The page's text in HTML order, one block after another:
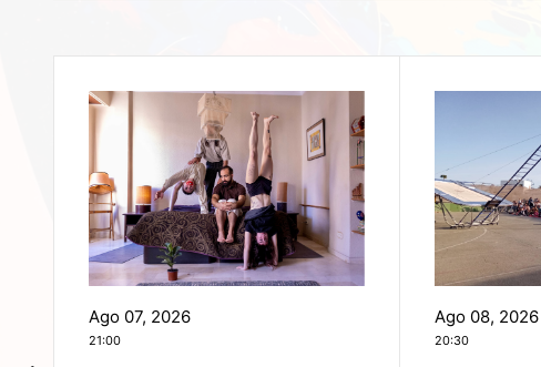
Ago 07, 2026
21:00
Ago 08, 2026
20:30